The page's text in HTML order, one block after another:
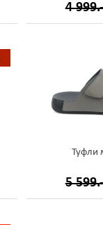
4 999.-
Туфли
5 599.-